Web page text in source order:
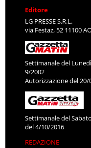
Editore
LG PRESSE S.R.L.
via Festaz, 52 11100
Settimanale del
9/2002
Autorizzazione del 20/
Settimanale del
del 4/10/2016
REDAZIONE